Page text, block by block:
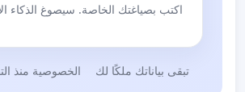
اكتب بصياغتك الخاصة. سيصوغ الذكاء
تبقى بياناتك ملكًا لك الخصوصية منذ